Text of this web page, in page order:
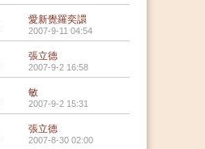
愛新覺羅奕譞
2007-9-11 04:54
張立德
2007-9-2 16:58
敏
2007-9-2 15:31
張立德
2007-8-30 02:00